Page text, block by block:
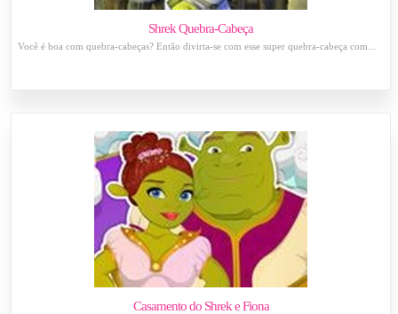
Shrek Quebra-Cabeça
Você é boa com quebra-cabeças? Então divirta-se com esse super quebra-cabeça com...
Casamento do Shrek e Fiona